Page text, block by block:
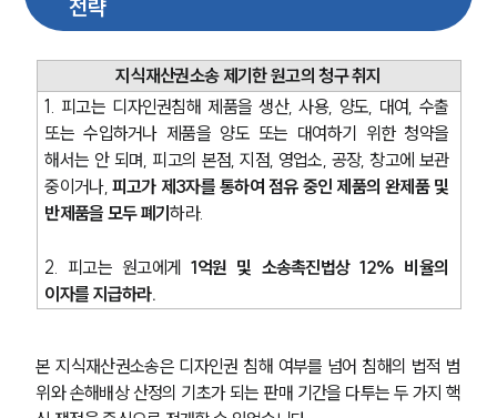
전략
지식재산권소송 제기한 원고의 청구 취지
1. 피고는 디자인권침해 제품을 생산, 사용, 양도, 대여, 수출
또는 수입하거나 제품을 양도 또는 대여하기 위한 청약을
해서는 안 되며, 피고의 본점, 지점, 영업소, 공장, 창고에 보관
중이거나, 피고가 제3자를 통하여 점유 중인 제품의 완제품 및
반제품을 모두 폐기하라.
2. 피고는 원고에게 1억원 및 소송촉진법상 12% 비율의
이자를 지급하라.
본 지식재산권소송은 디자인권 침해 여부를 넘어 침해의 법적 범
위와 손해배상 산정의 기초가 되는 판매 기간을 다투는 두 가지 핵